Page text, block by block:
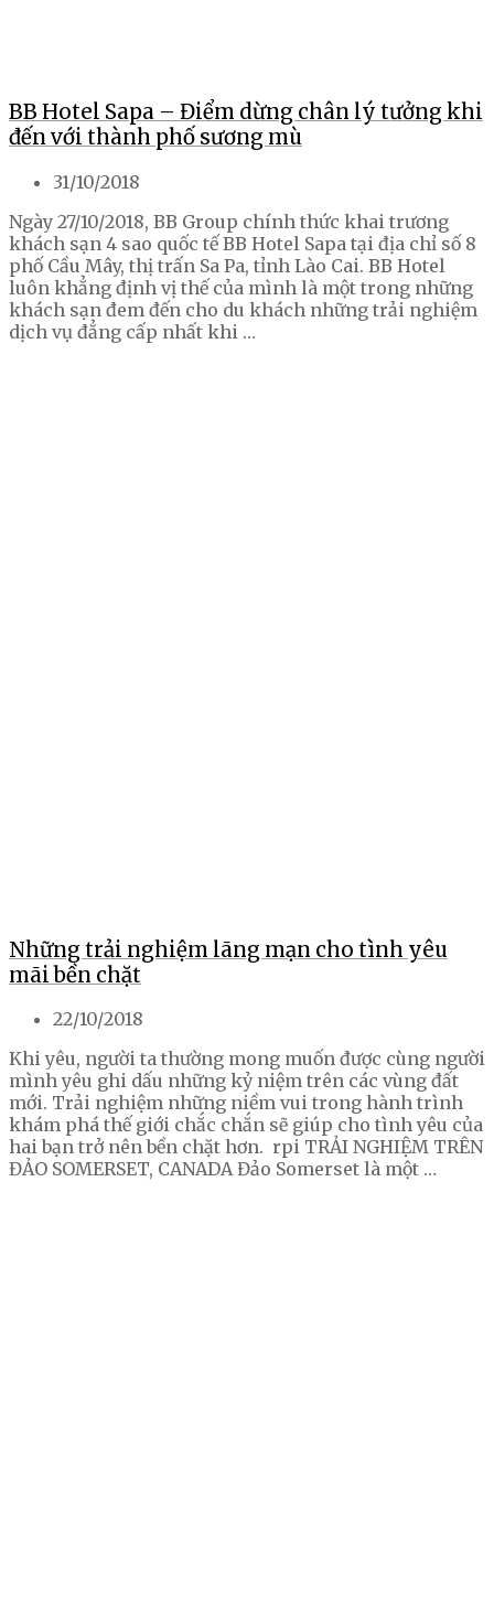
BB Hotel Sapa – Điểm dừng chân lý tưởng khi
đến với thành phố sương mù
31/10/2018
Ngày 27/10/2018, BB Group chính thức khai trương
khách sạn 4 sao quốc tế BB Hotel Sapa tại địa chỉ số 8
phố Cầu Mây, thị trấn Sa Pa, tỉnh Lào Cai. BB Hotel
luôn khẳng định vị thế của mình là một trong những
khách sạn đem đến cho du khách những trải nghiệm
dịch vụ đẳng cấp nhất khi …
Những trải nghiệm lãng mạn cho tình yêu
mãi bền chặt
22/10/2018
Khi yêu, người ta thường mong muốn được cùng người
mình yêu ghi dấu những kỷ niệm trên các vùng đất
mới. Trải nghiệm những niềm vui trong hành trình
khám phá thế giới chắc chắn sẽ giúp cho tình yêu của
hai bạn trở nên bền chặt hơn. rpi TRẢI NGHIỆM TRÊN
ĐẢO SOMERSET, CANADA Đảo Somerset là một …